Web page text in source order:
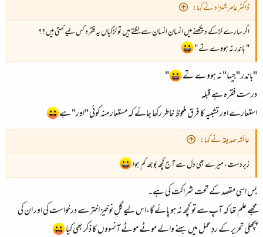
ڈاکٹرعامر شہزاد نے کہا:
اگر سارے لڑکے دیکھنے میں انسان انسان سے لگتے ہیں تو لڑکیاں یہ فقرہ کس لیے کہتی ہیں ؟؟
" باندر نہ ہووے تے "
"باندر "جیہا" نہ ہووے تے
"
درست فقرہ ہے قبلہ
استعارے اور تشبیہ کا فرق ملحوظِ خاطر رکھا جائے کہ مستعار منہ کوئی "اور" ہے
عائشہ صدیقہ نے کہا:
زبردست، میرے بھی دل سے آج کچھ بوجھ کم ہوا
بس اسی مقصد کے تحت شراکت کی ہے۔
مجھے علم تھا کہ آپ سے تو کچھ نہ ہو پائے گا،اس لیے گلِ نوخیز اختر سے درخواست کی اور ان کی
پچھلی تحریر کے ردِعمل میں بہنے والے موٹے موٹے آنسووں کا ذکر بھی کیا